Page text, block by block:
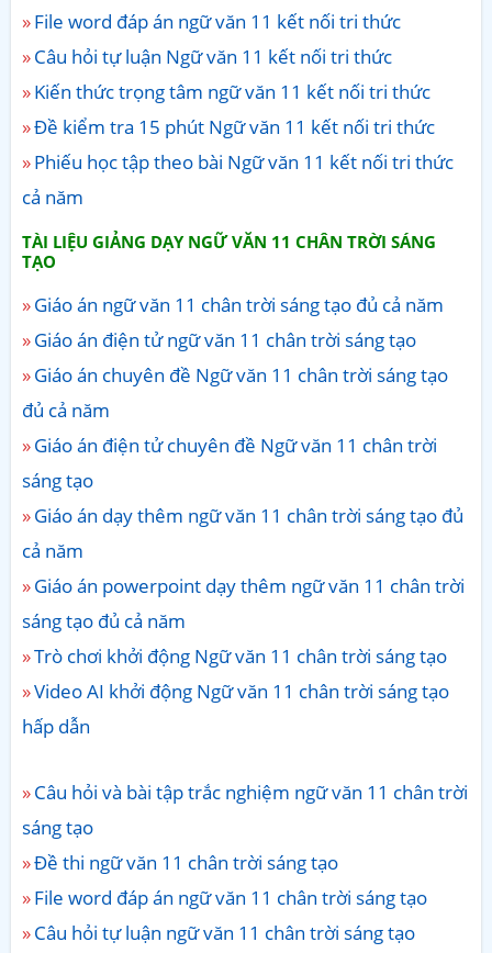
File word đáp án ngữ văn 11 kết nối tri thức
Câu hỏi tự luận Ngữ văn 11 kết nối tri thức
Kiến thức trọng tâm ngữ văn 11 kết nối tri thức
Đề kiểm tra 15 phút Ngữ văn 11 kết nối tri thức
Phiếu học tập theo bài Ngữ văn 11 kết nối tri thức
cả năm
TÀI LIỆU GIẢNG DẠY NGỮ VĂN 11 CHÂN TRỜI SÁNG
TẠO
Giáo án ngữ văn 11 chân trời sáng tạo đủ cả năm
Giáo án điện tử ngữ văn 11 chân trời sáng tạo
Giáo án chuyên đề Ngữ văn 11 chân trời sáng tạo
đủ cả năm
Giáo án điện tử chuyên đề Ngữ văn 11 chân trời
sáng tạo
Giáo án dạy thêm ngữ văn 11 chân trời sáng tạo đủ
cả năm
Giáo án powerpoint dạy thêm ngữ văn 11 chân trời
sáng tạo đủ cả năm
Trò chơi khởi động Ngữ văn 11 chân trời sáng tạo
Video AI khởi động Ngữ văn 11 chân trời sáng tạo
hấp dẫn
Câu hỏi và bài tập trắc nghiệm ngữ văn 11 chân trời
sáng tạo
Đề thi ngữ văn 11 chân trời sáng tạo
File word đáp án ngữ văn 11 chân trời sáng tạo
Câu hỏi tự luận ngữ văn 11 chân trời sáng tạo